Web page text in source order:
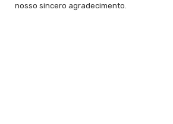
nosso sincero agradecimento.